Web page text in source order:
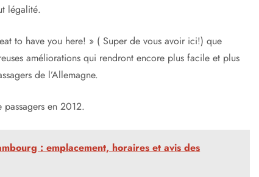
légalité.
to have you here! » ( Super de vous avoir ici!) que
améliorations qui rendront encore plus facile et plus
de l’Allemagne.
en 2012.
: emplacement, horaires et avis des